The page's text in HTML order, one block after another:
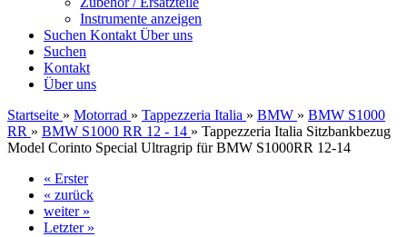
Instrumente anzeigen
Suchen Kontakt Über uns
Suchen
Kontakt
Über uns
Startseite » Motorrad » Tappezzeria Italia » BMW » BMW S1000
RR » BMW S1000 RR 12 - 14 » Tappezzeria Italia Sitzbankbezug
Model Corinto Special Ultragrip für BMW S1000RR 12-14
« Erster
« zurück
weiter »
Letzter »